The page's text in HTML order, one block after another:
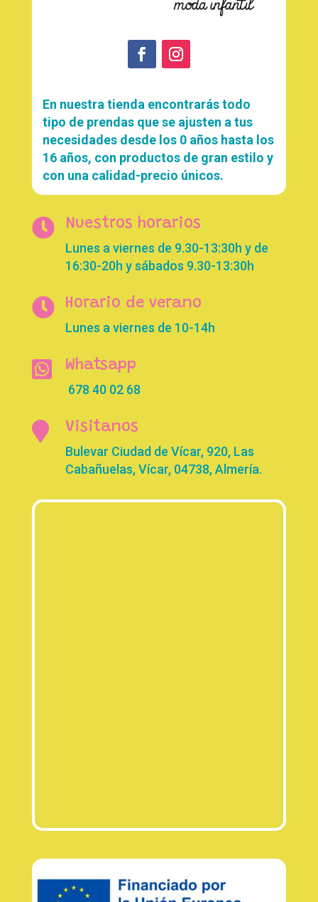
En nuestra tienda encontrarás todo
tipo de prendas que se ajusten a tus
necesidades desde los 0 años hasta los
16 años, con productos de gran estilo y
con una calidad-precio únicos.
 Nuestros horarios
Lunes a viernes de 9.30-13:30h y de
16:30-20h y sábados 9.30-13:30h
 Horario de verano
Lunes a viernes de 10-14h
 Whatsapp
678 40 02 68
 Visitanos
Bulevar Ciudad de Vícar, 920, Las
Cabañuelas, Vícar, 04738, Almería.